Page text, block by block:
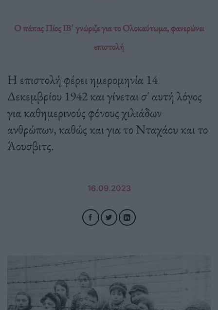
Ο πάπας Πίος ΙΒ’ γνώριζε για το Ολοκαύτωμα, φανερώνει
επιστολή
Η επιστολή φέρει ημερομηνία 14
Δεκεμβρίου 1942 και γίνεται σ' αυτή λόγος
για καθημερινούς φόνους χιλιάδων
ανθρώπων, καθώς και για το Νταχάου και το
Άουσβιτς.
16.09.2023